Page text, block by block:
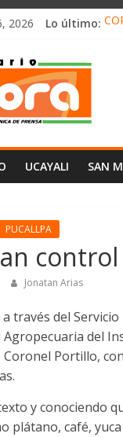
2026 Lo último:
UCAYALI SAN
PUCALLPA
Jonatan Arias
a través del
Agropecuaria del
Coronel Portillo,
y conociendo
plátano, café,